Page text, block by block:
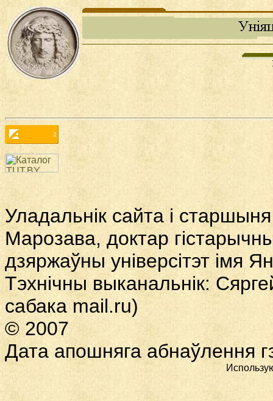
Уладальнік сайта і
Марозава, доктар
дзяржаўны універсітэт імя
Тэхнічны выканальнік:
сабака mail.ru)
© 2007
Дата апошняга абнаўлення